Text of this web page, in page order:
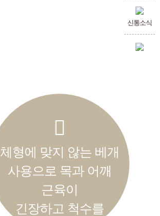
체형에 맞지 않는 베개
사용으로 목과 어깨
근육이
긴장하고 척수를
신통소식